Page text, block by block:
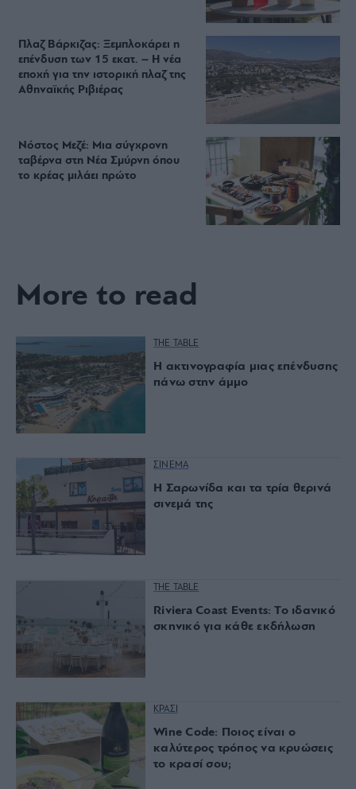
Πλαζ Βάρκιζας: Ξεμπλοκάρει η
επένδυση των 15 εκατ. – Η νέα
εποχή για την ιστορική πλαζ της
Αθηναϊκής Ριβιέρας
Νόστος Μεζέ: Μια σύγχρονη
ταβέρνα στη Νέα Σμύρνη όπου
το κρέας μιλάει πρώτο
More to read
THE TABLE
Η ακτινογραφία μιας επένδυσης
πάνω στην άμμο
ΣΙΝΕΜΑ
Η Σαρωνίδα και τα τρία θερινά
σινεμά της
THE TABLE
Riviera Coast Events: Το ιδανικό
σκηνικό για κάθε εκδήλωση
ΚΡΑΣΙ
Wine Code: Ποιος είναι ο
καλύτερος τρόπος να κρυώσεις
το κρασί σου;